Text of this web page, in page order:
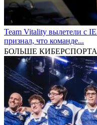
Team Vitality вылетели с
признал, что команде...
БОЛЬШЕ КИБЕРСПОРТА